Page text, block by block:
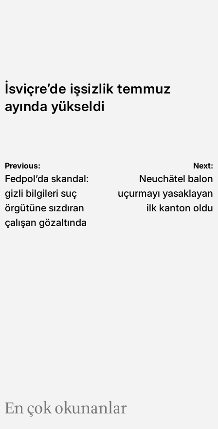
İsviçre’de işsizlik temmuz
ayında yükseldi
Yazı
gezinmesi
Previous:
Fedpol’da skandal:
gizli bilgileri suç
örgütüne sızdıran
çalışan gözaltında
Next:
Neuchâtel balon
uçurmayı yasaklayan
ilk kanton oldu
En çok okunanlar